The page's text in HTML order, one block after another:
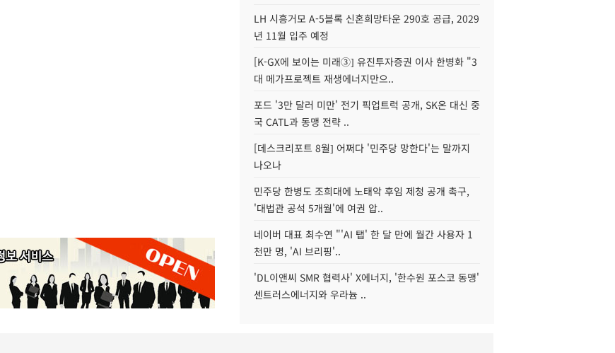
LH 시흥거모 A-5블록 신혼희망타운 290호 공급, 2029
년 11월 입주 예정
[K-GX에 보이는 미래③] 유진투자증권 이사 한병화 "3
대 메가프로젝트 재생에너지만으..
포드 '3만 달러 미만' 전기 픽업트럭 공개, SK온 대신 중
국 CATL과 동맹 전략 ..
[데스크리포트 8월] 어쩌다 '민주당 망한다'는 말까지
나오나
민주당 한병도 조희대에 노태악 후임 제청 공개 촉구,
'대법관 공석 5개월'에 여권 압..
네이버 대표 최수연 "'AI 탭' 한 달 만에 월간 사용자 1
천만 명, 'AI 브리핑'..
'DL이앤씨 SMR 협력사' X에너지, '한수원 포스코 동맹'
센트러스에너지와 우라늄 ..